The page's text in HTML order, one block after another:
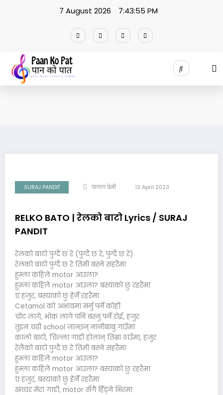
7 August 2026 7:43:56 PM
SURAJ PANDIT पागल प्रेमी 13 April 2023
RELKO BATO | रेलको बाटो Lyrics / SURAJ
PANDIT
रेलको बाटो पुग्दै छ रे (पुग्दै छ रे, पुग्दै छ रे)
रेलको बाटो पुग्दै छ रे तिमी बस्ने सहरैमा
हुम्ला कहिले motor आउला?
हुम्ला कहिले motor आउला? बस्याको छु रहरैमा
ए हजुर, बस्याको छु हेर्ने रहरैमा
Cetamol को अभावमा मर्नु पर्ने कोही
चोट लागे, भोक लागे पनि बस्नु पर्ने रोई, हजुर
तुइन चढी school जान्छन् नानीबाबु गाउँमा
कालो बाटो, चिल्ला गाडी होलान् तिम्रा ठाउँमा, हजुर
रेलैको बाटो पुग्दै छ रे तिमी बस्ने सहरैमा
हुम्ला कहिले motor आउला?
हुम्ला कहिले motor आउला? बस्याको छु रहरैमा
ए हजुर, बस्याको छु हेर्ने रहरैमा
खच्चर मेरा गाडी, motor सँगै हिँड्ने भिरमा